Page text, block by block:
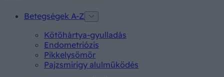
Betegségek A-Z
Kötőhártya-gyulladás
Endometriózis
Pikkelysömör
Pajzsmirigy alulműködés